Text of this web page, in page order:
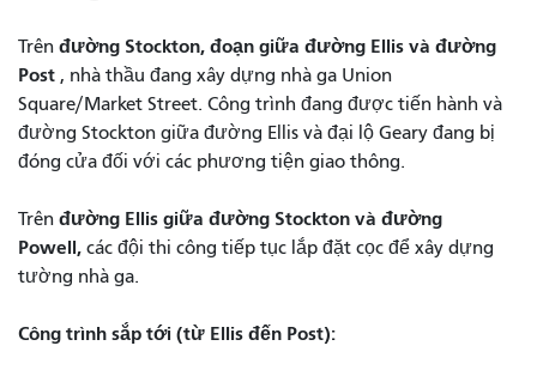
Trên đường Stockton, đoạn giữa đường Ellis và đường
Post , nhà thầu đang xây dựng nhà ga Union
Square/Market Street. Công trình đang được tiến hành và
đường Stockton giữa đường Ellis và đại lộ Geary đang bị
đóng cửa đối với các phương tiện giao thông.
Trên đường Ellis giữa đường Stockton và đường
Powell, các đội thi công tiếp tục lắp đặt cọc để xây dựng
tường nhà ga.
Công trình sắp tới (từ Ellis đến Post):